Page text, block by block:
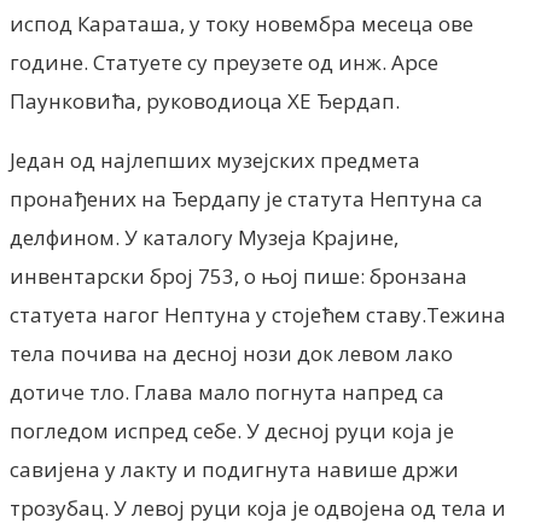
испод Караташа, у току новембра месеца ове
године. Статуете су преузете од инж. Арсе
Паунковића, руководиоца ХЕ Ђердап.
Један од најлепших музејских предмета
пронађених на Ђердапу је статута Нептуна са
делфином. У каталогу Музеја Крајине,
инвентарски број 753, о њој пише: бронзана
статуета нагог Нептуна у стојећем ставу.Тежина
тела почива на десној нози док левом лако
дотиче тло. Глава мало погнута напред са
погледом испред себе. У десној руци која је
савијена у лакту и подигнута навише држи
трозубац. У левој руци која је одвојена од тела и